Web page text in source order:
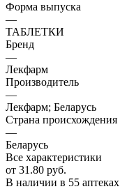
Форма выпуска
—
ТАБЛЕТКИ
Бренд
—
Лекфарм
Производитель
—
Лекфарм; Беларусь
Страна происхождения
—
Беларусь
Все характеристики
от 31.80 руб.
В наличии в 55 аптеках